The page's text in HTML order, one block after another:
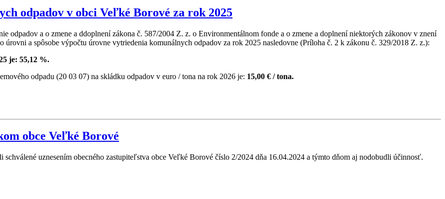
odpadov v obci Veľké Borové za rok 2025
odpadov a o zmene a ddoplnení zákona č. 587/2004 Z. z. o Environmentálnom fonde a o zmene a doplnení niektorých zákonov v znení
a spôsobe výpočtu úrovne vytriedenia komunálnych odpadov za rok 2025 nasledovne (Príloha č. 2 k zákonu č. 329/2018 Z. z.):
je: 55,12 %.
odpadu (20 03 07) na skládku odpadov v euro / tona na rok 2026 je: 15,00 € / tona.
obce Veľké Borové
uznesením obecného zastupiteľstva obce Veľké Borové číslo 2/2024 dňa 16.04.2024 a týmto dňom aj nodobudli účinnosť.